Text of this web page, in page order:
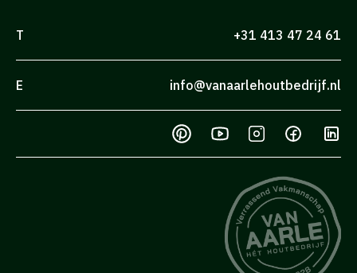
T +31 413 47 24 61
E info@vanaarlehoutbedrijf.nl